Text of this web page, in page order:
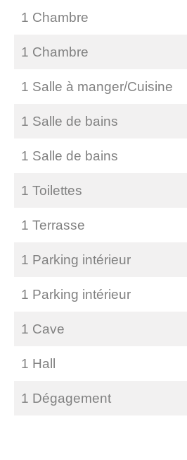
1 Chambre
1 Chambre
1 Salle à manger/Cuisine
1 Salle de bains
1 Salle de bains
1 Toilettes
1 Terrasse
1 Parking intérieur
1 Parking intérieur
1 Cave
1 Hall
1 Dégagement